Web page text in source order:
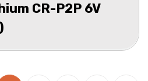
CR-P2P 6V